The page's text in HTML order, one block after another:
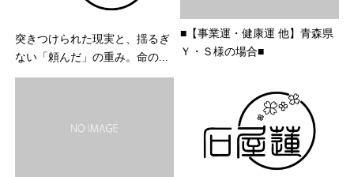
突きつけられた現実と、揺るぎ
ない「頼んだ」の重み。命の...
■【事業運・健康運 他】青森県
Ｙ・Ｓ様の場合■